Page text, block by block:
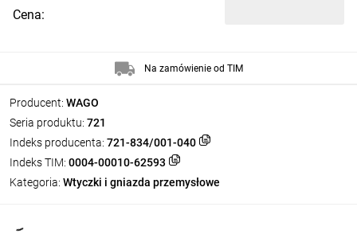
Producent: WAGO
Seria produktu: 721
Indeks producenta: 721-834/001-040
Indeks TIM: 0004-00010-62593
Kategoria: Wtyczki i gniazda przemysłowe
Cena:
Na zamówienie od TIM